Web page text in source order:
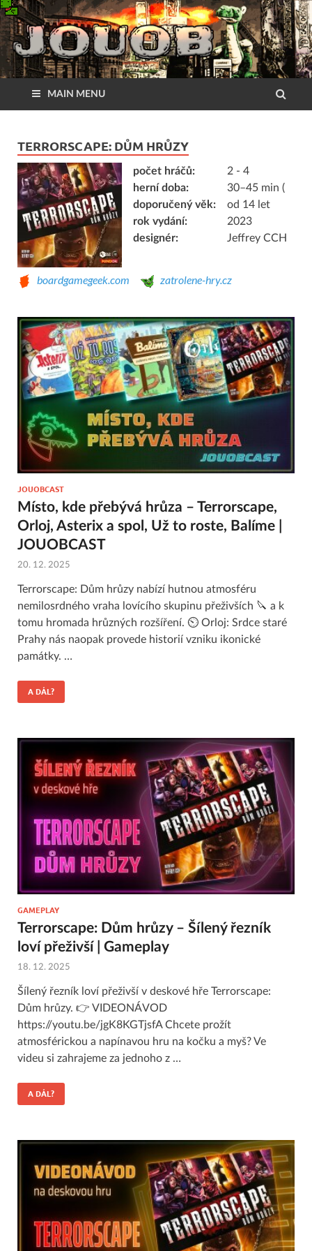
MAIN MENU
TERRORSCAPE: DŮM HRŮZY
počet hráčů:
2 - 4
herní doba:
30–45 min (
doporučený věk:
od 14 let
rok vydání:
2023
designér:
Jeffrey CCH
boardgamegeek.com zatrolene-hry.cz
JOUOBCAST
Místo, kde přebývá hrůza – Terrorscape,
Orloj, Asterix a spol, Už to roste, Balíme |
JOUOBCAST
20. 12. 2025
Terrorscape: Dům hrůzy nabízí hutnou atmosféru
nemilosrdného vraha lovícího skupinu přeživších 🔪 a k
tomu hromada hrůzných rozšíření. ⏲ Orloj: Srdce staré
Prahy nás naopak provede historií vzniku ikonické
památky. …
A DÁL?
GAMEPLAY
Terrorscape: Dům hrůzy – Šílený řezník
loví přeživší | Gameplay
18. 12. 2025
Šílený řezník loví přeživší v deskové hře Terrorscape:
Dům hrůzy. 👉 VIDEONÁVOD
https://youtu.be/jgK8KGTjsfA Chcete prožít
atmosférickou a napínavou hru na kočku a myš? Ve
videu si zahrajeme za jednoho z …
A DÁL?